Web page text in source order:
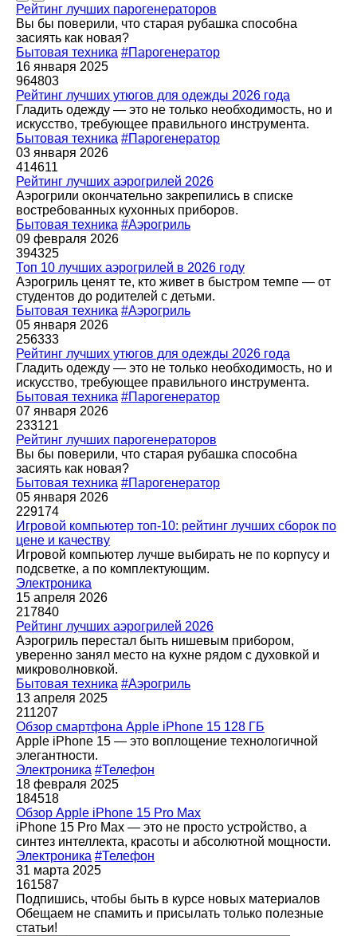
Рейтинг лучших парогенераторов
Вы бы поверили, что старая рубашка способна
засиять как новая?
Бытовая техника #Парогенератор
16 января 2025
964803
Рейтинг лучших утюгов для одежды 2026 года
Гладить одежду — это не только необходимость, но и
искусство, требующее правильного инструмента.
Бытовая техника #Парогенератор
03 января 2026
414611
Рейтинг лучших аэрогрилей 2026
Аэрогрили окончательно закрепились в списке
востребованных кухонных приборов.
Бытовая техника #Аэрогриль
09 февраля 2026
394325
Топ 10 лучших аэрогрилей в 2026 году
Аэрогриль ценят те, кто живет в быстром темпе — от
студентов до родителей с детьми.
Бытовая техника #Аэрогриль
05 января 2026
256333
Рейтинг лучших утюгов для одежды 2026 года
Гладить одежду — это не только необходимость, но и
искусство, требующее правильного инструмента.
Бытовая техника #Парогенератор
07 января 2026
233121
Рейтинг лучших парогенераторов
Вы бы поверили, что старая рубашка способна
засиять как новая?
Бытовая техника #Парогенератор
05 января 2026
229174
Игровой компьютер топ-10: рейтинг лучших сборок по
цене и качеству
Игровой компьютер лучше выбирать не по корпусу и
подсветке, а по комплектующим.
Электроника
15 апреля 2026
217840
Рейтинг лучших аэрогрилей 2026
Аэрогриль перестал быть нишевым прибором,
уверенно занял место на кухне рядом с духовкой и
микроволновкой.
Бытовая техника #Аэрогриль
13 апреля 2025
211207
Обзор смартфона Apple iPhone 15 128 ГБ
Apple iPhone 15 — это воплощение технологичной
элегантности.
Электроника #Телефон
18 февраля 2025
184518
Обзор Apple iPhone 15 Pro Max
iPhone 15 Pro Max — это не просто устройство, а
синтез интеллекта, красоты и абсолютной мощности.
Электроника #Телефон
31 марта 2025
161587
Подпишись, чтобы быть в курсе новых материалов
Обещаем не спамить и присылать только полезные
статьи!